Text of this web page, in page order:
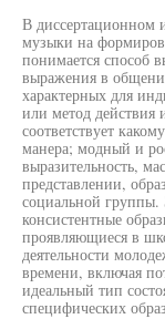
В диссертационном
музыки на
понимается способ
выражения в
характерных для
или метод действия
соответствует
манера; модный и
выразительность,
представлении,
социальной группы.
консистентные
проявляющиеся в
деятельности
времени, включая
идеальный тип
специфических